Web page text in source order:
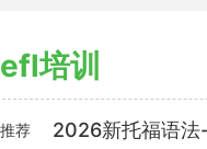
培训
荐 2026新托福语法